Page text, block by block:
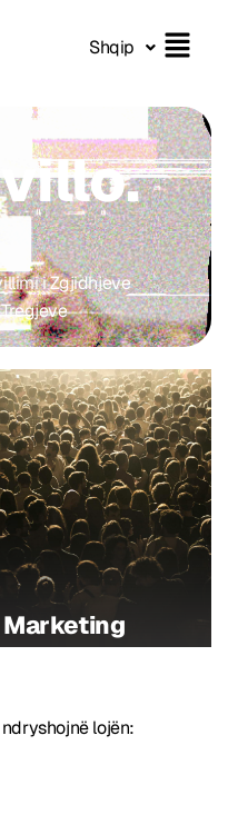
Shqip
i Zgjidhjeve
Marketing
lojën: